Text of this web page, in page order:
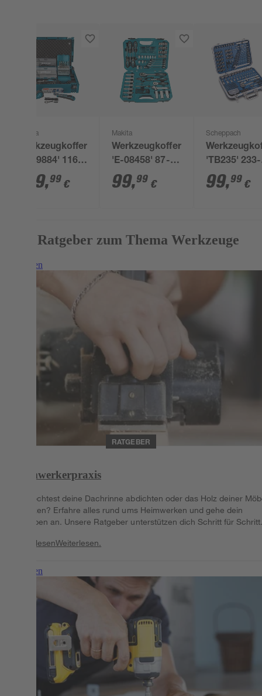
Makita
Werkzeugkoffer
'B-49884' 116-
teilig
109,99 €
Makita
Werkzeugkoffer
'E-08458' 87-
teilig
99,99 €
Scheppach
'TB235' 233-
teilig
99,99 €
Mehr Ratgeber zum Thema Werkzeuge
Weiterlesen
RATGEBER
Heimwerkerpraxis
Du möchtest deine Dachrinne abdichten oder das Holz deiner
schützen? Erfahre alles rund ums Heimwerken und gehe dein
Vorhaben an. Unsere Ratgeber unterstützen dich Schritt für
WeiterlesenWeiterlesen.
Weiterlesen